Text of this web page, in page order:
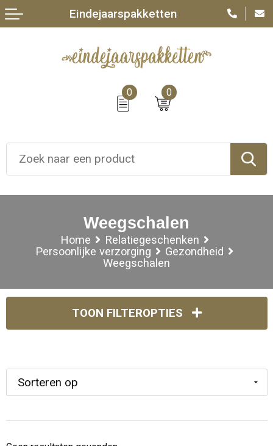
0 0
Eindejaarspakketten
Weegschalen
Home
Relatiegeschenken
Persoonlijke verzorging
Gezondheid
Weegschalen
TOON FILTEROPTIES